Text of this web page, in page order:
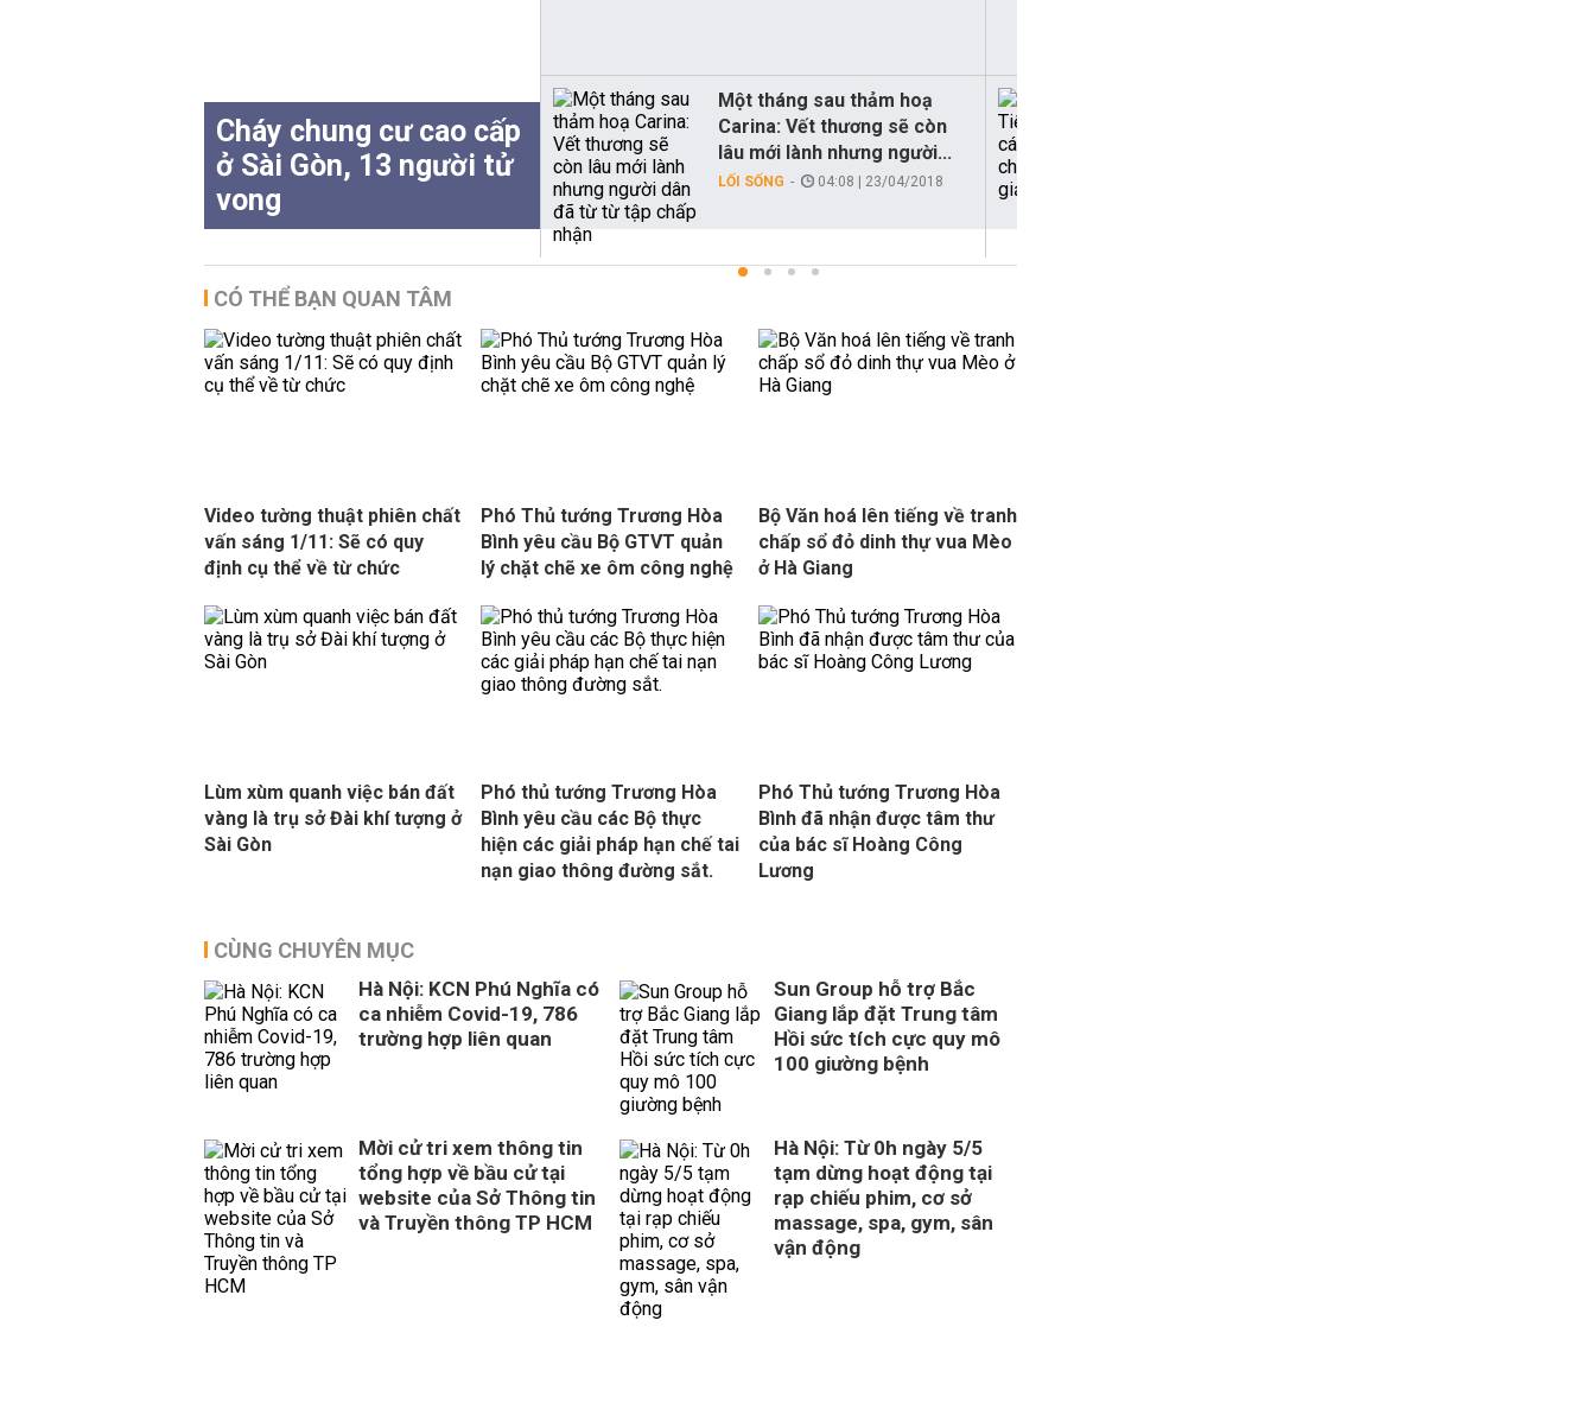
Cháy chung cư cao cấp
ở Sài Gòn, 13 người tử
vong
Một tháng sau thảm hoạ
Carina: Vết thương sẽ còn
lâu mới lành nhưng người...
LỐI SỐNG 04:08 | 23/04/2018
CÓ THỂ BẠN QUAN TÂM
Video tường thuật phiên chất
vấn sáng 1/11: Sẽ có quy
định cụ thể về từ chức
Phó Thủ tướng Trương Hòa
Bình yêu cầu Bộ GTVT quản
lý chặt chẽ xe ôm công nghệ
Bộ Văn hoá lên tiếng về tranh
chấp sổ đỏ dinh thự vua Mèo
ở Hà Giang
Lùm xùm quanh việc bán đất
vàng là trụ sở Đài khí tượng ở
Sài Gòn
Phó thủ tướng Trương Hòa
Bình yêu cầu các Bộ thực
hiện các giải pháp hạn chế tai
nạn giao thông đường sắt.
Phó Thủ tướng Trương Hòa
Bình đã nhận được tâm thư
của bác sĩ Hoàng Công
Lương
CÙNG CHUYÊN MỤC
Hà Nội: KCN Phú Nghĩa có
ca nhiễm Covid-19, 786
trường hợp liên quan
Sun Group hỗ trợ Bắc
Giang lắp đặt Trung tâm
Hồi sức tích cực quy mô
100 giường bệnh
Mời cử tri xem thông tin
tổng hợp về bầu cử tại
website của Sở Thông tin
và Truyền thông TP HCM
Hà Nội: Từ 0h ngày 5/5
tạm dừng hoạt động tại
rạp chiếu phim, cơ sở
massage, spa, gym, sân
vận động